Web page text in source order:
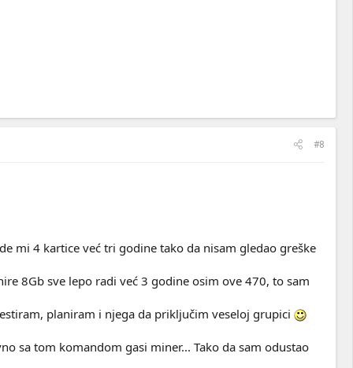
#8
mi 4 kartice već tri godine tako da nisam gledao greške
8Gb sve lepo radi već 3 godine osim ove 470, to sam
planiram i njega da priključim veseloj grupici
sa tom komandom gasi miner... Tako da sam odustao